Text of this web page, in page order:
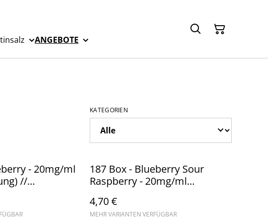
ANGEBOTE
KATEGORIEN
- 20mg/ml
//
187 Box - Blueberry Sour
Raspberry - 20mg/ml
Steuerware
4,70 €
MEHR VARIANTEN VERFÜGBAR